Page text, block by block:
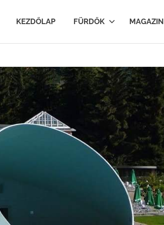
KEZDŐLAP FÜRDŐK MAGAZIN